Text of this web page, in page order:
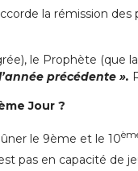
la rémission
le Prophète
précédente ».
Jour ?
le 9ème et le 10
pas en capacité de